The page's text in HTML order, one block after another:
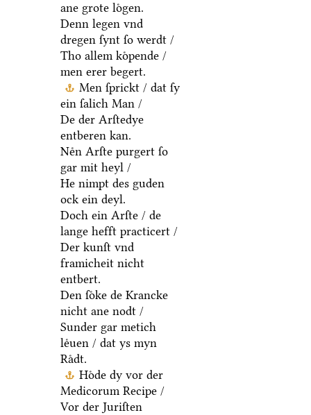
ane grote loͤgen.
Denn legen vnd
dregen ſynt ſo werdt /
Tho allem koͤpende /
men erer begert.
Men ſprickt / dat ſy
ein ſalich Man /
De der Arſtedye
entberen kan.
Neͤn Arſte purgert ſo
gar mit heyl /
He nimpt des guden
ock ein deyl.
Doch ein Arſte / de
lange hefft practicert /
Der kunſt vnd
framicheit nicht
entbert.
Den ſoͤke de Krancke
nicht ane nodt /
Sunder gar metich
leͤuen / dat ys myn
Raͤdt.
Hoͤde dy vor der
Medicorum Recipe /
Vor der Juriſten